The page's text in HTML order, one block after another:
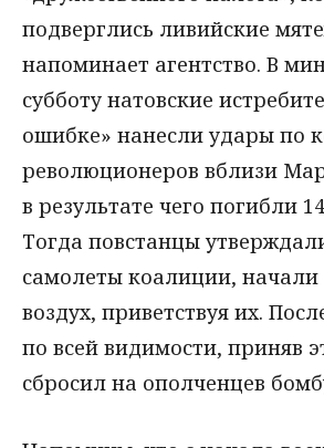
подверглись ливийские
напоминает агентство. В
субботу натовские
ошибке» нанесли удары по
революционеров вблизи
в результате чего погибли
Тогда повстанцы
самолеты коалиции, начали
воздух, приветствуя их.
по всей видимости, приняв
сбросил на ополченцев